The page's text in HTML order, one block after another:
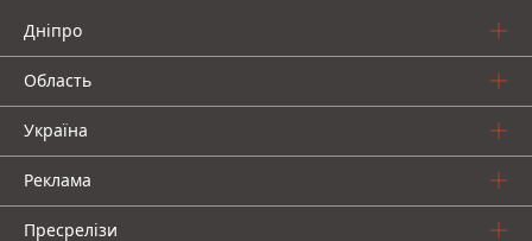
Дніпро
Область
Україна
Реклама
Пресрелізи